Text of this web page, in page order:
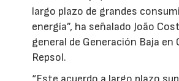
largo plazo de grandes
energía”, ha señalado João
general de Generación Baja en
Repsol.